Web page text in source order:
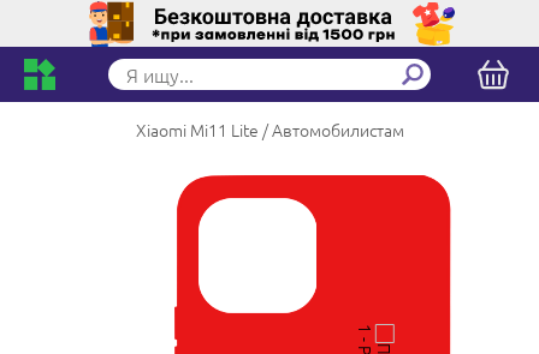
Xiaomi Mi11 Lite Автомобилистам